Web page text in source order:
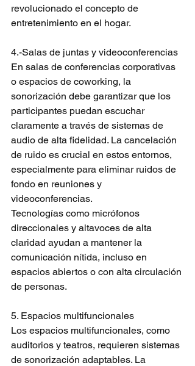
revolucionado el concepto de
entretenimiento en el hogar.
4.-Salas de juntas y videoconferencias
En salas de conferencias corporativas
o espacios de coworking, la
sonorización debe garantizar que los
participantes puedan escuchar
claramente a través de sistemas de
audio de alta fidelidad. La cancelación
de ruido es crucial en estos entornos,
especialmente para eliminar ruidos de
fondo en reuniones y
videoconferencias.
Tecnologías como micrófonos
direccionales y altavoces de alta
claridad ayudan a mantener la
comunicación nítida, incluso en
espacios abiertos o con alta circulación
de personas.
5. Espacios multifuncionales
Los espacios multifuncionales, como
auditorios y teatros, requieren sistemas
de sonorización adaptables. La